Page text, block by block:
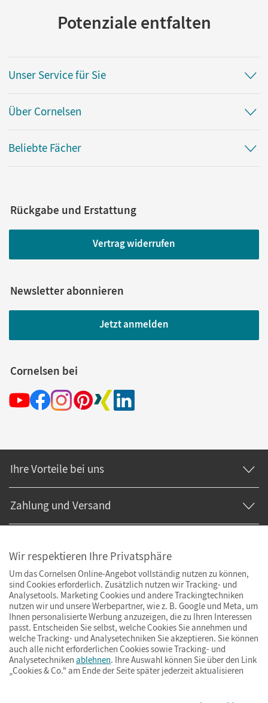
Potenziale entfalten
Unser Service für Sie
Über Cornelsen
Beliebte Fächer
Rückgabe und Erstattung
Vertrag widerrufen
Newsletter abonnieren
Jetzt anmelden
Cornelsen bei
Ihre Vorteile bei uns
Zahlung und Versand
ImpressumAGBDatenschutzBarrierefreiheitCookies & Co.
Wir respektieren Ihre Privatsphäre
Um das Cornelsen Online-Angebot vollständig nutzen zu können,
sind Cookies erforderlich. Zusätzlich nutzen wir Tracking- und
Analysetools. Marketing Cookies und andere Trackingtechniken
nutzen wir und unsere Werbepartner, wie z. B. Google und Meta, um
Ihnen personalisierte Werbung anzuzeigen, die zu Ihren Interessen
passt. Entscheiden Sie selbst, welche Cookies Sie annehmen und
welche Tracking- und Analysetechniken Sie akzeptieren. Sie können
auch alle nicht erforderlichen Cookies sowie Tracking- und
Analysetechniken ablehnen. Ihre Auswahl können Sie über den Link
„Cookies & Co.“ am Ende der Seite später jederzeit aktualisieren